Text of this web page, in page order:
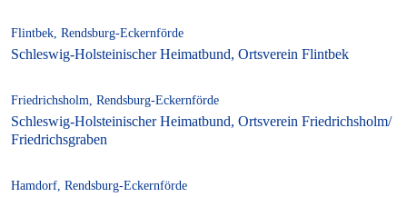
Flintbek, Rendsburg-Eckernförde
Schleswig-Holsteinischer Heimatbund, Ortsverein Flintbek
Friedrichsholm, Rendsburg-Eckernförde
Schleswig-Holsteinischer Heimatbund, Ortsverein Friedrichsholm/
Friedrichsgraben
Hamdorf, Rendsburg-Eckernförde